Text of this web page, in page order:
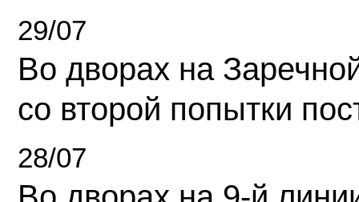
29/07
Во дворах на
со второй попытки
28/07